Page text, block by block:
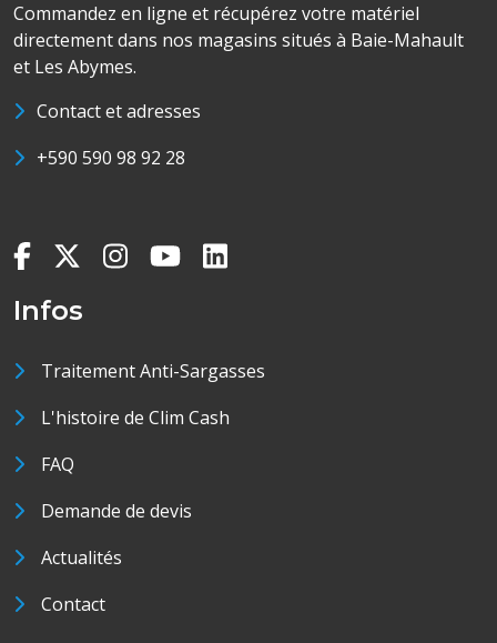
Commandez en ligne et récupérez votre matériel
directement dans nos magasins situés à Baie-Mahault
et Les Abymes.
Contact et adresses
+590 590 98 92 28
Infos
Traitement Anti-Sargasses
L'histoire de Clim Cash
FAQ
Demande de devis
Actualités
Contact